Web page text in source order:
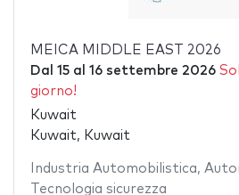
MEICA MIDDLE EAST 2026
Dal 15al 16 settembre 2026
giorno!
Kuwait
Kuwait, Kuwait
Industria Automobilistica,
Tecnologia sicurezza